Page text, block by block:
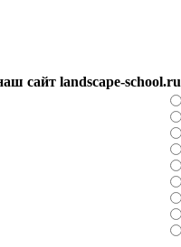
сайт landscape-school.ru